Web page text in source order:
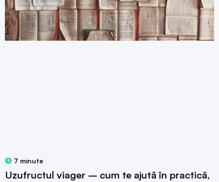
7 minute
Uzufructul viager – cum te ajută în practică,